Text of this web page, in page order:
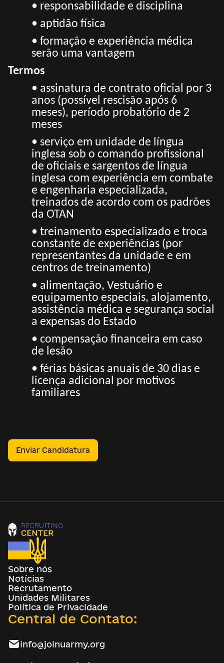
• responsabilidade e disciplina
• aptidão física
• formação e experiência médica
serão uma vantagem
Termos
• assinatura de contrato oficial por 3
anos (possível rescisão após 6
meses), período probatório de 2
meses
• serviço em unidade de língua
inglesa sob o comando profissional
de oficiais e sargentos de língua
inglesa com experiência em combate
e engenharia especializada,
treinados de acordo com os padrões
da OTAN
• treinamento especializado e troca
constante de experiências (por
representantes da unidade e em
centros de treinamento)
• alimentação, Vestuário e
equipamento especiais, alojamento,
assistência médica e segurança social
a expensas do Estado
• compensação financeira em caso
de lesão
• férias básicas anuais de 30 dias e
licença adicional por motivos
familiares
Enviar Candidatura
Sobre nós
Notícias
Recrutamento
Unidades Militares
Política de Privacidade
Central de Contato:
info@joinuarmy.org